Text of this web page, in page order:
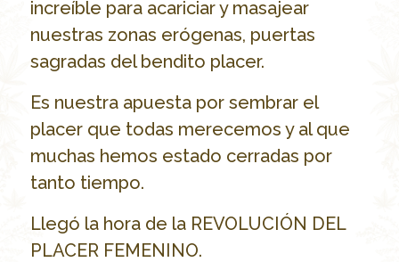
increíble para acariciar y masajear
nuestras zonas erógenas, puertas
sagradas del bendito placer.
Es nuestra apuesta por sembrar el
placer que todas merecemos y al que
muchas hemos estado cerradas por
tanto tiempo.
Llegó la hora de la REVOLUCIÓN DEL
PLACER FEMENINO.